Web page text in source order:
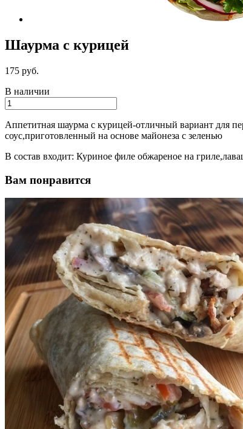
Шаурма с курицей
175 руб.
В наличии
Аппетитная шаурма с курицей-отличный вариант для
соус,приготовленный на основе майонеза с зеленью
В состав входит: Куриное филе обжареное на
Вам понравится